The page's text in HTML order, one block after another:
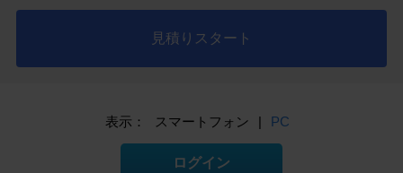
見積りスタート
表示： スマートフォン | PC
ログイン